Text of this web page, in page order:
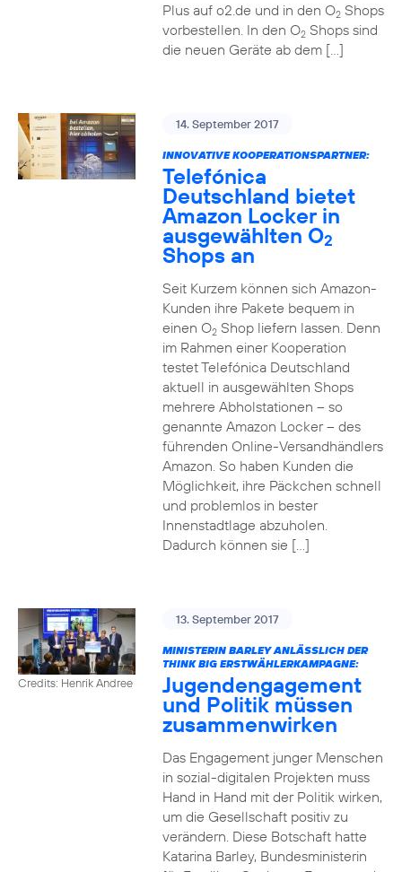
Plus auf o2.de und in den O2Shops
vorbestellen. In den O2Shops sind
die neuen Geräte ab dem […]
14. September 2017
INNOVATIVE KOOPERATIONSPARTNER:
Telefónica
Deutschland bietet
Amazon Locker in
ausgewählten O2
Shops an
Seit Kurzem können sich Amazon-
Kunden ihre Pakete bequem in
einen O2Shop liefern lassen. Denn
im Rahmen einer Kooperation
testet Telefónica Deutschland
aktuell in ausgewählten Shops
mehrere Abholstationen – so
genannte Amazon Locker – des
führenden Online-Versandhändlers
Amazon. So haben Kunden die
Möglichkeit, ihre Päckchen schnell
und problemlos in bester
Innenstadtlage abzuholen.
Dadurch können sie […]
Credits: Henrik Andree
13. September 2017
MINISTERIN BARLEY ANLÄSSLICH DER
THINK BIG ERSTWÄHLERKAMPAGNE:
Jugendengagement
und Politik müssen
zusammenwirken
Das Engagement junger Menschen
in sozial-digitalen Projekten muss
Hand in Hand mit der Politik wirken,
um die Gesellschaft positiv zu
verändern. Diese Botschaft hatte
Katarina Barley, Bundesministerin